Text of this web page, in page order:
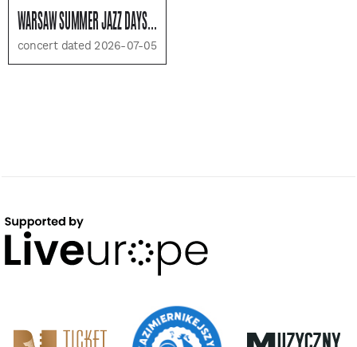
WARSAW SUMMER JAZZ DAYS - DZIEŃ 4
concert dated 2026-07-05